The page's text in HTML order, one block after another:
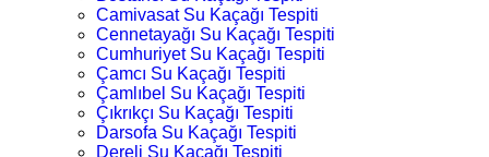
Camivasat Su Kaçağı Tespiti
Cennetayağı Su Kaçağı Tespiti
Cumhuriyet Su Kaçağı Tespiti
Çamcı Su Kaçağı Tespiti
Çamlıbel Su Kaçağı Tespiti
Çıkrıkçı Su Kaçağı Tespiti
Darsofa Su Kaçağı Tespiti
Dereli Su Kaçağı Tespiti